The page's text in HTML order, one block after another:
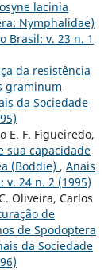
lacinia
Nymphalidae)
Brasil: v. 23 n. 1
da resistência
graminum
da Sociedade
E. F. Figueiredo,
sua capacidade
(Boddie) , Anais
v. 24 n. 2 (1995)
Oliveira, Carlos
de
de Spodoptera
da Sociedade